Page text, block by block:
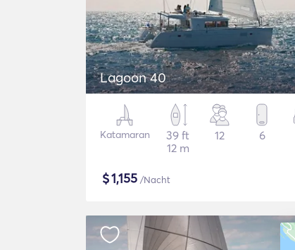
Lagoon 40
Katamaran
39 ft
12 m
12 6
$1,155 /Nacht